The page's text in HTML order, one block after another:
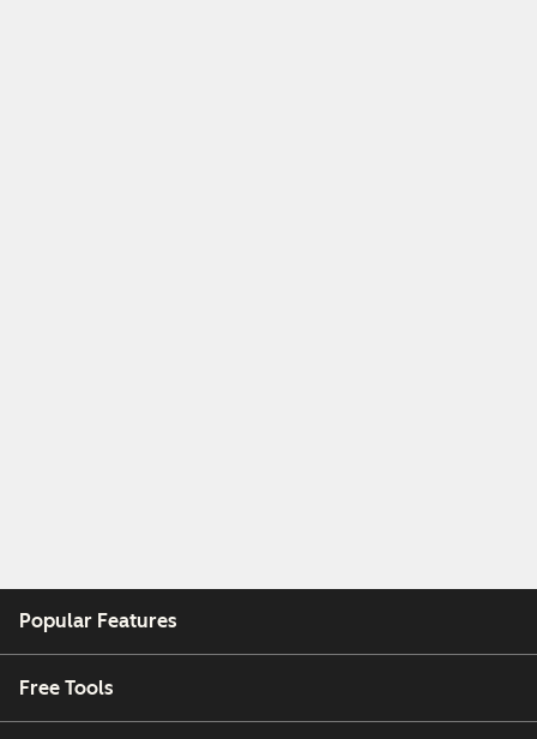
Popular Features
Free Tools